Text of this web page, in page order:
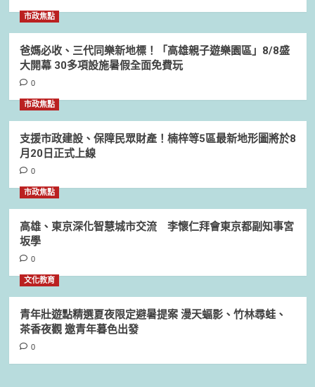
市政焦點
爸媽必收、三代同樂新地標！「高雄親子遊樂園區」8/8盛
大開幕 30多項設施暑假全面免費玩
0
市政焦點
支援市政建設、保障民眾財產！楠梓等5區最新地形圖將於8
月20日正式上線
0
市政焦點
高雄、東京深化智慧城市交流 李懷仁拜會東京都副知事宮
坂學
0
文化教育
青年壯遊點精選夏夜限定避暑提案 漫天蝠影、竹林尋蛙、
茶香夜觀 邀青年暮色出發
0